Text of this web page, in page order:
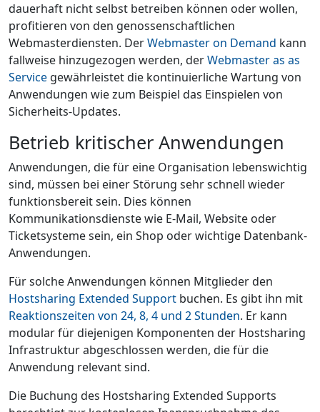
dauerhaft nicht selbst betreiben können oder wollen,
profitieren von den genossenschaftlichen
Webmasterdiensten. DerWebmaster on Demand kann
fallweise hinzugezogen werden, derWebmaster as as
Service gewährleistet die kontinuierliche Wartung von
Anwendungen wie zum Beispiel das Einspielen von
Sicherheits-Updates.
Betrieb kritischer Anwendungen
Anwendungen, die für eine Organisation lebenswichtig
sind, müssen bei einer Störung sehr schnell wieder
funktionsbereit sein. Dies können
Kommunikationsdienste wie E-Mail, Website oder
Ticketsysteme sein, ein Shop oder wichtige Datenbank-
Anwendungen.
Für solche Anwendungen können Mitglieder den
Hostsharing Extended Support buchen. Es gibt ihn mit
Reaktionszeiten von 24, 8, 4 und 2 Stunden. Er kann
modular für diejenigen Komponenten der Hostsharing
Infrastruktur abgeschlossen werden, die für die
Anwendung relevant sind.
Die Buchung des Hostsharing Extended Supports